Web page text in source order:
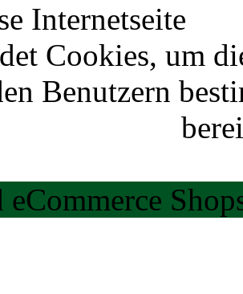
Internetseite
Cookies, um
Benutzern